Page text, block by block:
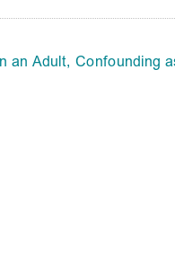
Adult, Confounding